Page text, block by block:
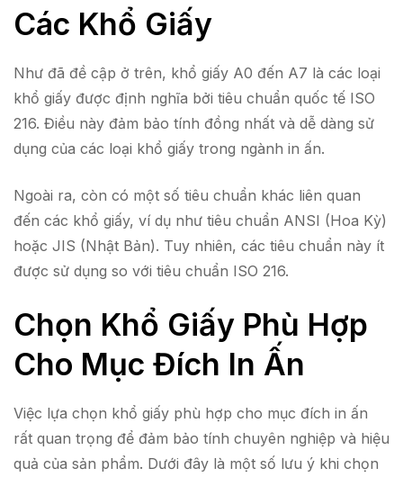
Các Khổ Giấy
Như đã đề cập ở trên, khổ giấy A0 đến A7 là các loại
khổ giấy được định nghĩa bởi tiêu chuẩn quốc tế ISO
216. Điều này đảm bảo tính đồng nhất và dễ dàng sử
dụng của các loại khổ giấy trong ngành in ấn.
Ngoài ra, còn có một số tiêu chuẩn khác liên quan
đến các khổ giấy, ví dụ như tiêu chuẩn ANSI (Hoa Kỳ)
hoặc JIS (Nhật Bản). Tuy nhiên, các tiêu chuẩn này ít
được sử dụng so với tiêu chuẩn ISO 216.
Chọn Khổ Giấy Phù Hợp
Cho Mục Đích In Ấn
Việc lựa chọn khổ giấy phù hợp cho mục đích in ấn
rất quan trọng để đảm bảo tính chuyên nghiệp và hiệu
quả của sản phẩm. Dưới đây là một số lưu ý khi chọn